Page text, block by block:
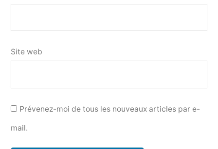
Site web
Prévenez-moi de tous les nouveaux articles par e-
mail.